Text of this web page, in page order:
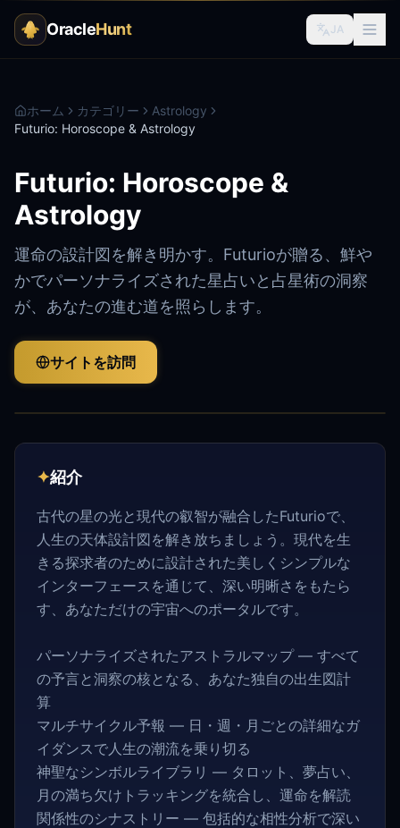
OracleHunt JA
ホーム カテゴリー
Astrology
Futurio: Horoscope & Astrology
Futurio: Horoscope &
Astrology
運命の設計図を解き明かす。Futurioが贈る、鮮や
かでパーソナライズされた星占いと占星術の洞察
が、あなたの進む道を照らします。
サイトを訪問
✦紹介
古代の星の光と現代の叡智が融合したFuturioで、
人生の天体設計図を解き放ちましょう。現代を生
きる探求者のために設計された美しくシンプルな
インターフェースを通じて、深い明晰さをもたら
す、あなただけの宇宙へのポータルです。
パーソナライズされたアストラルマップ — すべて
の予言と洞察の核となる、あなた独自の出生図計
算
マルチサイクル予報 — 日・週・月ごとの詳細なガ
イダンスで人生の潮流を乗り切る
神聖なシンボルライブラリ — タロット、夢占い、
月の満ち欠けトラッキングを統合し、運命を解読
関係性のシナストリー — 包括的な相性分析で深い